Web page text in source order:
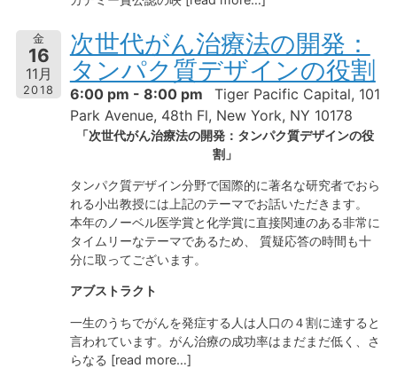
金
16
11月
2018
次世代がん治療法の開発：
タンパク質デザインの役割
6:00 pm - 8:00 pm
Tiger Pacific Capital, 101
Park Avenue, 48th Fl, New York, NY 10178
「次世代がん治療法の開発：タンパク質デザインの役
割」
タンパク質デザイン分野で国際的に著名な研究者でおら
れる小出教授には上記のテーマでお話いただきます。
本年のノーベル医学賞と化学賞に直接関連のある非常に
タイムリーなテーマであるため、 質疑応答の時間も十
分に取ってございます。
アブストラクト
一生のうちでがんを発症する人は人口の４割に達すると
言われています。がん治療の成功率はまだまだ低く、さ
らなる [read more…]